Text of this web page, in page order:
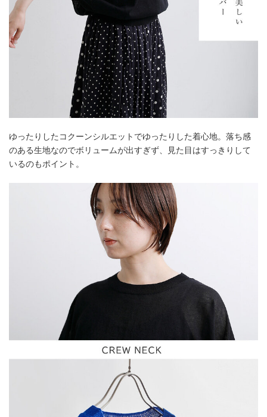
ゆったりしたコクーンシルエットでゆったりした着心地。落ち感
のある生地なのでボリュームが出すぎず、見た目はすっきりして
いるのもポイント。